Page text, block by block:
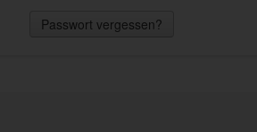
Passwort vergessen?